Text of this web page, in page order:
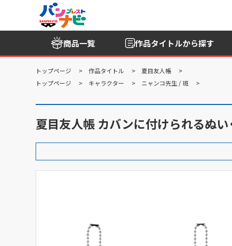
商品一覧 作品タイトルから探す
トップページ 作品タイトル
夏目友人帳
トップページ
キャラクター ニャンコ先生 / 斑
夏目友人帳 カバンに付けられるぬ